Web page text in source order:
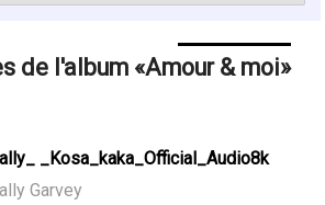
de l'album Amour & moi
_Kosa_kaka_Official_Audio8k
Garvey